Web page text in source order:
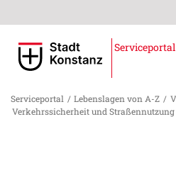
Serviceportal
Serviceportal / Lebenslagen von A-Z /
Verkehrssicherheit und Straßennutzung